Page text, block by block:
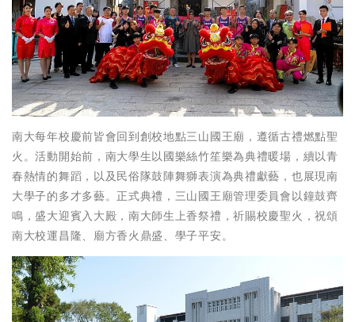
南大每年校慶前皆會回到創校地點三山國王廟，遵循古禮燃點聖
火。活動開始前，南大學生以國樂絲竹笙樂為典禮暖場，續以青
春熱情的舞蹈，以及民俗隊鼓陣舞獅表演為典禮獻藝，也展現南
大學子的多才多藝。正式典禮，三山國王廟管理委員會以鐘鼓齊
鳴，盛大迎賓入大殿，南大師生上香祭禮，祈賜校慶聖火，祝頌
南大校運昌隆、廟方香火鼎盛、學子平安。